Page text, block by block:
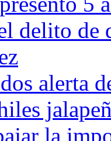
delito de
alerta
la